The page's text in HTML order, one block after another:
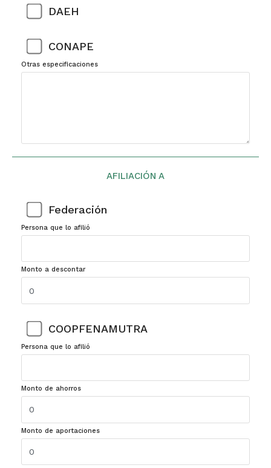
DAEH
CONAPE
Otras especificaciones
AFILIACIÓN A
Federación
Persona que lo afilió
Monto a descontar
COOPFENAMUTRA
Persona que lo afilió
Monto de ahorros
Monto de aportaciones